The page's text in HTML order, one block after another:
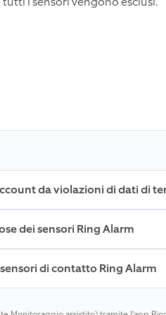
da violazioni di dati di
dei sensori Ring Alarm
di contatto Ring Alarm